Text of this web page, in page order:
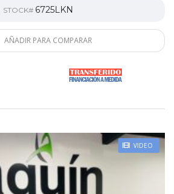
STOCK# 6725LKN
AÑADIR PARA COMPARAR
VIDEO